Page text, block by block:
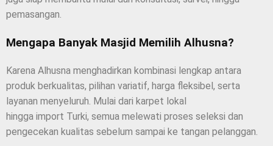
pemasangan.
Mengapa Banyak Masjid Memilih Alhusna?
Karena Alhusna menghadirkan kombinasi lengkap antara
produk berkualitas, pilihan variatif, harga fleksibel, serta
layanan menyeluruh. Mulai dari karpet lokal
hingga import Turki, semua melewati proses seleksi dan
pengecekan kualitas sebelum sampai ke tangan pelanggan.